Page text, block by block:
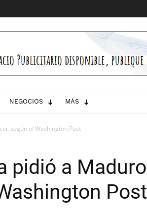
NEGOCIOS MÁS
según el Washington Post
pidió a Maduro
Post